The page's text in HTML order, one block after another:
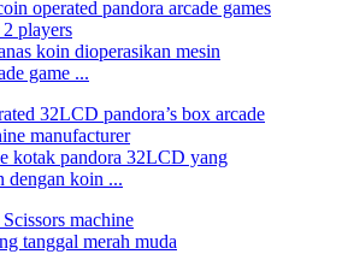
koin dioperasikan mesin
game ...
kotak pandora 32LCD yang
dengan koin ...
tanggal merah muda